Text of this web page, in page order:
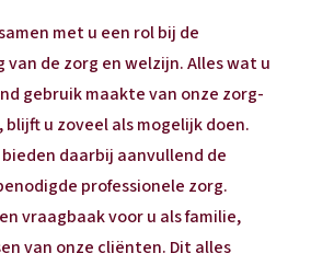
met u een rol bij de
de zorg en welzijn. Alles wat u
gebruik maakte van onze zorg-
u zoveel als mogelijk doen.
daarbij aanvullend de
professionele zorg.
vraagbaak voor u als familie,
van onze cliënten. Dit alles